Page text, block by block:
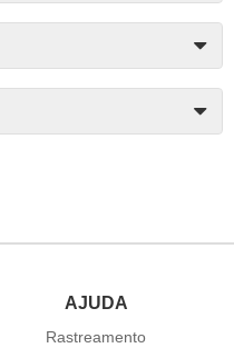
AJUDA
Rastreamento